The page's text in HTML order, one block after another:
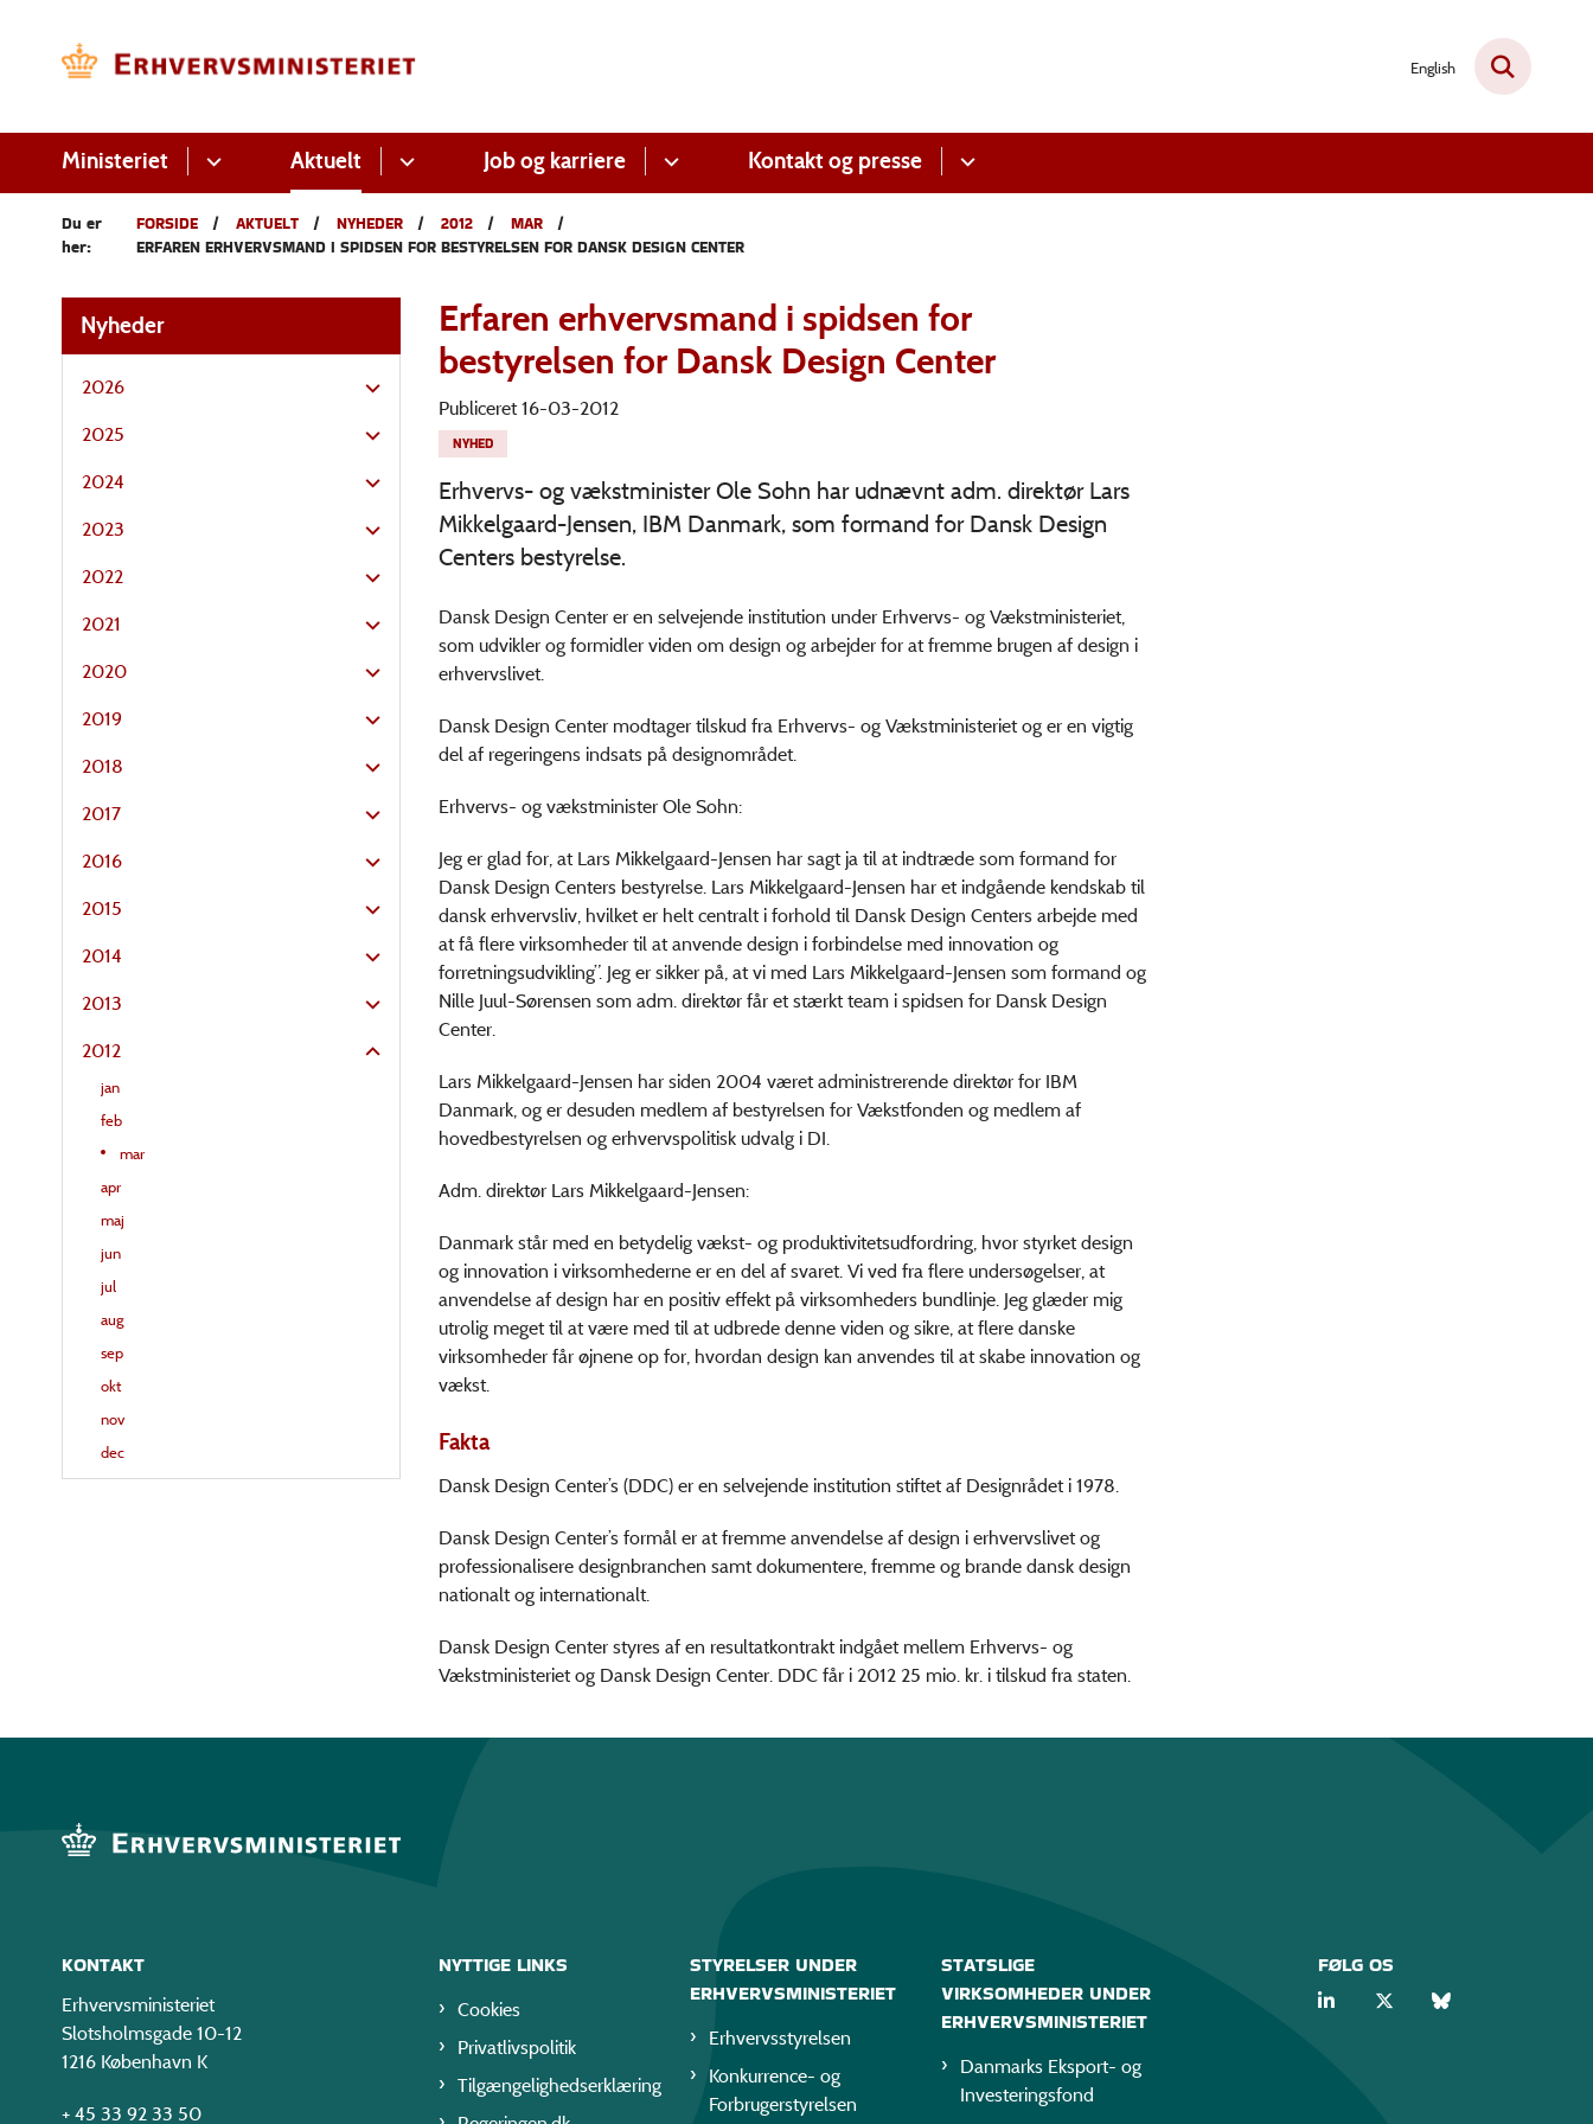
English
Ministeriet Aktuelt Job og karriere Kontakt og presse
Du er
her:
FORSIDE AKTUELT NYHEDER 2012
MAR
ERFAREN ERHVERVSMAND I SPIDSEN FOR BESTYRELSEN FOR DANSK DESIGN CENTER
Nyheder
2026
2025
2024
2023
2022
2021
2020
2019
2018
2017
2016
2015
2014
2013
2012
jan
feb
mar
apr
maj
jun
jul
aug
sep
okt
nov
dec
Erfaren erhvervsmand i spidsen for
bestyrelsen for Dansk Design Center
Publiceret 16-03-2012
NYHED
Erhvervs- og vækstminister Ole Sohn har udnævnt adm. direktør Lars
Mikkelgaard-Jensen, IBM Danmark, som formand for Dansk Design
Centers bestyrelse.
Dansk Design Center er en selvejende institution under Erhvervs- og Vækstministeriet,
som udvikler og formidler viden om design og arbejder for at fremme brugen af design i
erhvervslivet.
Dansk Design Center modtager tilskud fra Erhvervs- og Vækstministeriet og er en vigtig
del af regeringens indsats på designområdet.
Erhvervs- og vækstminister Ole Sohn:
Jeg er glad for, at Lars Mikkelgaard-Jensen har sagt ja til at indtræde som formand for
Dansk Design Centers bestyrelse. Lars Mikkelgaard-Jensen har et indgående kendskab til
dansk erhvervsliv, hvilket er helt centralt i forhold til Dansk Design Centers arbejde med
at få flere virksomheder til at anvende design i forbindelse med innovation og
forretningsudvikling”. Jeg er sikker på, at vi med Lars Mikkelgaard-Jensen som formand og
Nille Juul-Sørensen som adm. direktør får et stærkt team i spidsen for Dansk Design
Center.
Lars Mikkelgaard-Jensen har siden 2004 været administrerende direktør for IBM
Danmark, og er desuden medlem af bestyrelsen for Vækstfonden og medlem af
hovedbestyrelsen og erhvervspolitisk udvalg i DI.
Adm. direktør Lars Mikkelgaard-Jensen:
Danmark står med en betydelig vækst- og produktivitetsudfordring, hvor styrket design
og innovation i virksomhederne er en del af svaret. Vi ved fra flere undersøgelser, at
anvendelse af design har en positiv effekt på virksomheders bundlinje. Jeg glæder mig
utrolig meget til at være med til at udbrede denne viden og sikre, at flere danske
virksomheder får øjnene op for, hvordan design kan anvendes til at skabe innovation og
vækst.
Fakta
Dansk Design Center’s (DDC) er en selvejende institution stiftet af Designrådet i 1978.
Dansk Design Center’s formål er at fremme anvendelse af design i erhvervslivet og
professionalisere designbranchen samt dokumentere, fremme og brande dansk design
nationalt og internationalt.
Dansk Design Center styres af en resultatkontrakt indgået mellem Erhvervs- og
Vækstministeriet og Dansk Design Center. DDC får i 2012 25 mio. kr. i tilskud fra staten.
KONTAKT
Erhvervsministeriet
Slotsholmsgade 10-12
1216 København K
+ 45 33 92 33 50
NYTTIGE LINKS
Cookies
Privatlivspolitik
Tilgængelighedserklæring
STYRELSER UNDER
ERHVERVSMINISTERIET
Erhvervsstyrelsen
Konkurrence- og
Forbrugerstyrelsen
STATSLIGE
VIRKSOMHEDER UNDER
ERHVERVSMINISTERIET
Danmarks Eksport- og
Investeringsfond
FØLG OS